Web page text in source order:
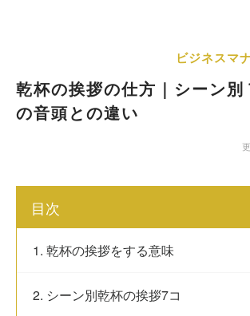
ビジネスマ
乾杯の挨拶の仕方｜シーン別
の音頭との違い
目次
1. 乾杯の挨拶をする意味
2. シーン別乾杯の挨拶7コ